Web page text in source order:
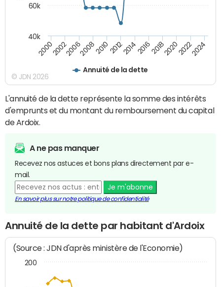
Annuité de la dette
200020022006200820102012201420162018202020222024
40k
60k
© JDN 2026
L'annuité de la dette représente la somme des intérêts
d'emprunts et du montant du remboursement du capital
de Ardoix.
A ne pas manquer
Recevez nos astuces et bons plans directement par e-
mail.
Je m'abonne
En savoir plus sur notre politique de confidentialité
Annuité de la dette par habitant d'Ardoix
(Source : JDN d'après ministère de l'Economie)
200